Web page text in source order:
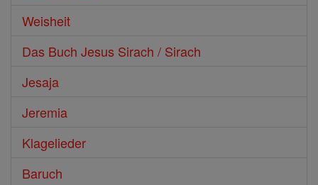
Weisheit
Das Buch Jesus Sirach / Sirach
Jesaja
Jeremia
Klagelieder
Baruch